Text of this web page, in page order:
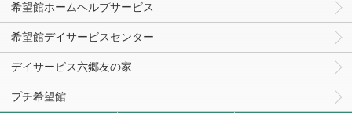
希望館ホームヘルプサービス
希望館デイサービスセンター
デイサービス六郷友の家
プチ希望館